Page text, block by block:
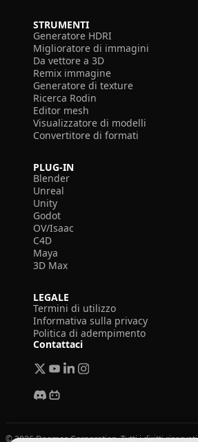
STRUMENTI
Generatore HDRI
Miglioratore di immagini
Da vettore a 3D
Remix immagine
Generatore di texture
Ricerca Rodin
Editor mesh
Visualizzatore di modelli
Convertitore di formati
PLUG-IN
Blender
Unreal
Unity
Godot
OV/Isaac
C4D
Maya
3D Max
LEGALE
Termini di utilizzo
Informativa sulla privacy
Politica di adempimento
Contattaci
© 2026 Deemos Corporation. Tutti i diritti riservati